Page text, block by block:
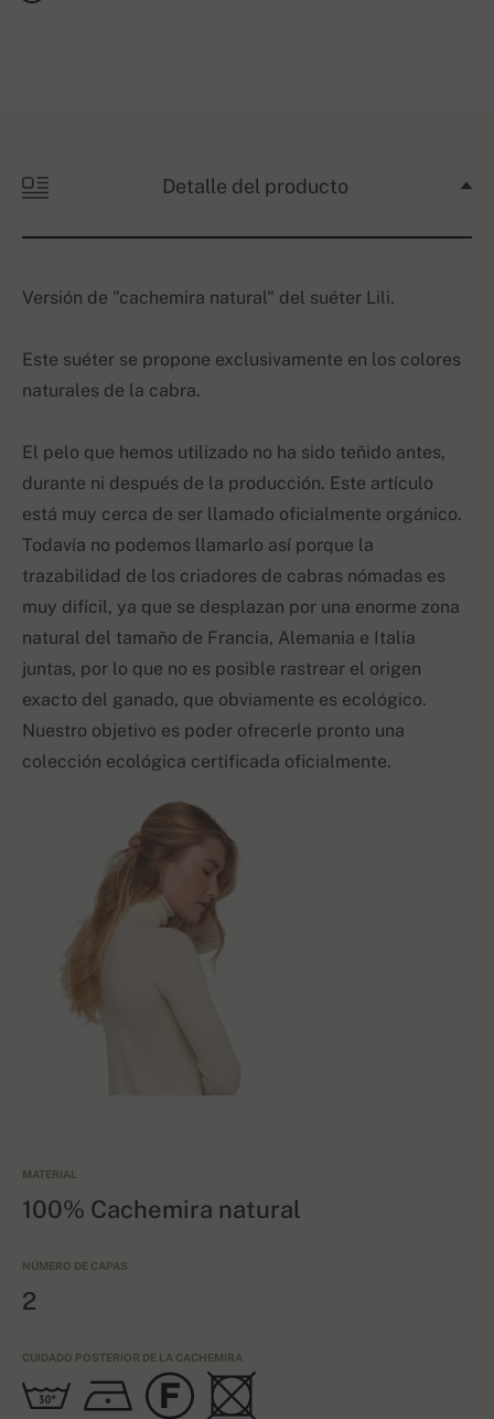
Detalle del producto
Versión de "cachemira natural" del suéter Lili.
Este suéter se propone exclusivamente en los colores
naturales de la cabra.
El pelo que hemos utilizado no ha sido teñido antes,
durante ni después de la producción. Este artículo
está muy cerca de ser llamado oficialmente orgánico.
Todavía no podemos llamarlo así porque la
trazabilidad de los criadores de cabras nómadas es
muy difícil, ya que se desplazan por una enorme zona
natural del tamaño de Francia, Alemania e Italia
juntas, por lo que no es posible rastrear el origen
exacto del ganado, que obviamente es ecológico.
Nuestro objetivo es poder ofrecerle pronto una
colección ecológica certificada oficialmente.
MATERIAL
100% Cachemira natural
NÚMERO DE CAPAS
2
CUIDADO POSTERIOR DE LA CACHEMIRA